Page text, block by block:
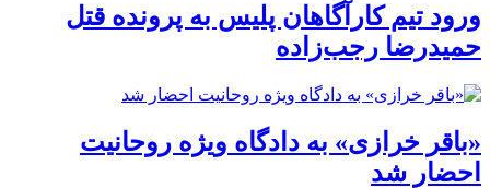
ورود تیم کارآگاهان پلیس به پرونده قتل
حمیدرضا رجب‌زاده
«باقر خرازی» به دادگاه ویژه روحانیت
احضار شد